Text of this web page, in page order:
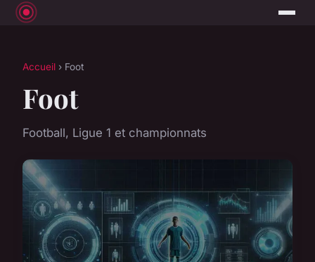
Accueil › Foot
Foot
Football, Ligue 1 et championnats